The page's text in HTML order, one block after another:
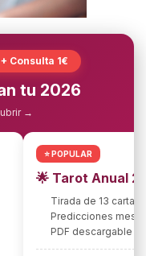
+ Consulta 1€
tu 2026
→
⭐ POPULAR
🌟 Tarot Anual
Tirada de 13 cartas
Predicciones mes
PDF descargable